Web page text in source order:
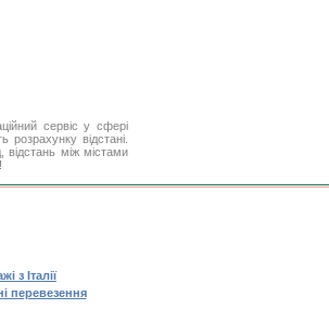
сервіс у сфері
розрахунку відстані.
відстань між містами
з Італії
перевезення